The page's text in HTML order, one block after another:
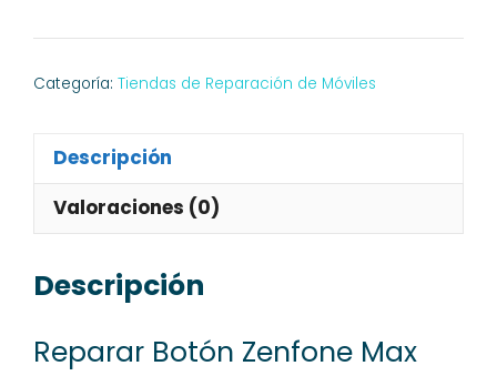
Categoría: Tiendas de Reparación de Móviles
Descripción
Valoraciones (0)
Descripción
Reparar Botón Zenfone Max